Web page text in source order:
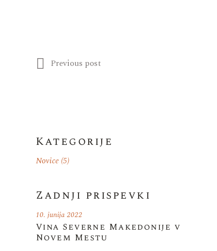
Previous post
Kategorije
Novice (5)
Zadnji prispevki
Vina Severne Makedonije v
Novem Mestu
10. junija 2022